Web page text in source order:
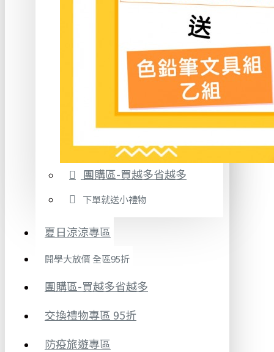
團購區-買越多省越多
下單就送小禮物
夏日涼涼專區
開學大放價 全區95折
團購區-買越多省越多
交換禮物專區 95折
防疫旅遊專區